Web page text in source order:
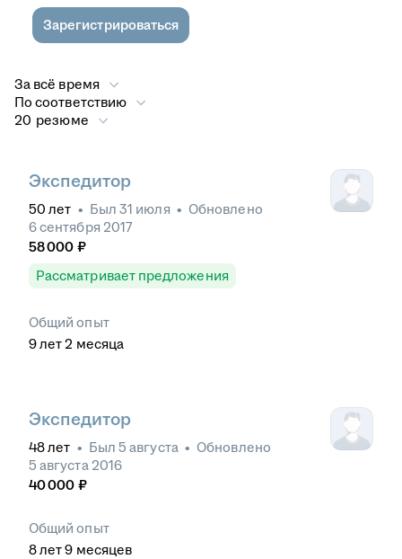
Зарегистрироваться
За всё время
По соответствию
20 резюме
Экспедитор
50 лет • Был 31 июля • Обновлено
6 сентября 2017
58 000 ₽
Рассматривает предложения
Общий опыт
9лет 2 месяца
Экспедитор
48лет • Был 5 августа • Обновлено
5 августа 2016
40 000 ₽
Общий опыт
8лет 9 месяцев